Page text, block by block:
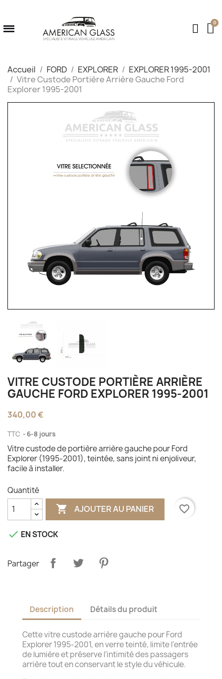
Accueil FORD EXPLORER
EXPLORER 1995-2001
Vitre Custode Portière Arrière Gauche Ford
Explorer 1995-2001
VITRE CUSTODE PORTIÈRE ARRIÈRE
GAUCHE FORD EXPLORER 1995-2001
340,00 €
TTC 6-8 jours
Vitre custode de portière arrière gauche pour Ford
Explorer (1995-2001), teintée, sans joint ni enjoliveur,
facile à installer.
Quantité
 AJOUTER AU PANIER favorite_border
 EN STOCK
Partager
Description Détails du produit
Cette vitre custode arrière gauche pour Ford
Explorer 1995-2001, en verre teinté, limite l’entrée
de lumière et préserve l’intimité des passagers
arrière tout en conservant le style du véhicule.